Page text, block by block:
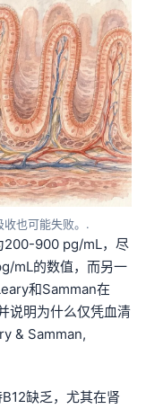
收也可能失败。.
200-900 pg/mL，尽
mL的数值，而另一
和Samman在
说明为什么仅凭血清
& Samman,
缺乏，尤其在肾